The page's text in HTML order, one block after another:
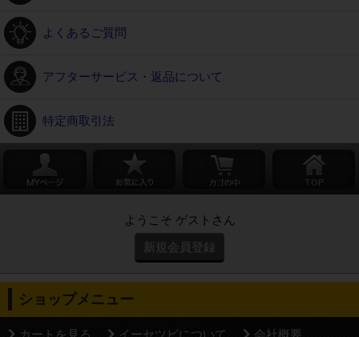
よくあるご質問
アフターサービス・返品について
特定商取引法
ようこそ ゲストさん
新規会員登録
ショップメニュー